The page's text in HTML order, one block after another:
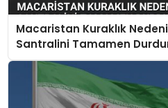
Macaristan Kuraklık
Santralini Tamamen